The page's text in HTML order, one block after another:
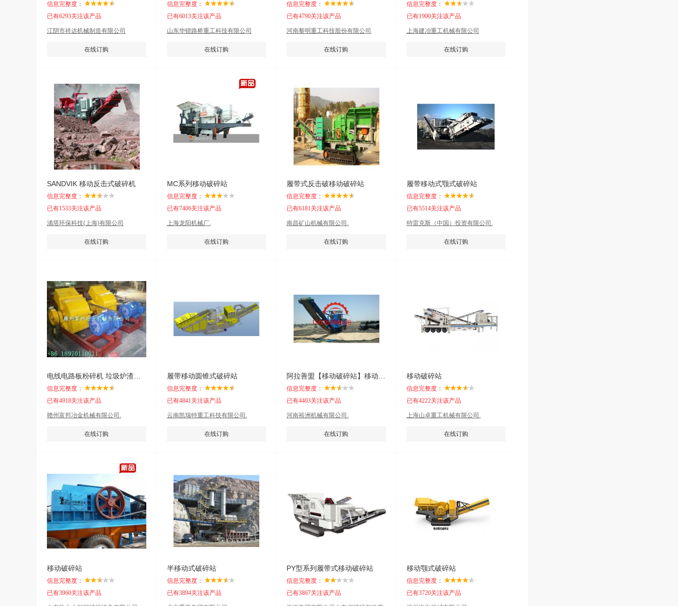
信息完整度：
已有6293关注该产品
江阴市祥达机械制造有限公司
在线订购
信息完整度：
已有6013关注该产品
山东华锴路桥重工科技有限公司
在线订购
信息完整度：
已有4790关注该产品
河南黎明重工科技股份有限公司
在线订购
信息完整度：
已有1900关注该产品
上海建冶重工机械有限公司
在线订购
SANDVIK 移动反击式破碎机
信息完整度：
已有1533关注该产品
浦塔环保科技(上海)有限公司
在线订购
MC系列移动破碎站
信息完整度：
已有7406关注该产品
上海龙阳机械厂.
在线订购
履带式反击破移动破碎站
信息完整度：
已有6181关注该产品
南昌矿山机械有限公司.
在线订购
履带移动式颚式破碎站
信息完整度：
已有5514关注该产品
特雷克斯（中国）投资有限公司.
在线订购
信息完整度：
已有4918关注该产品
赣州富邦冶金机械有限公司.
在线订购
履带移动圆锥式破碎站
信息完整度：
已有4841关注该产品
云南凯瑞特重工科技有限公司.
在线订购
信息完整度：
已有4403关注该产品
河南裕洲机械有限公司.
在线订购
移动破碎站
信息完整度：
已有4222关注该产品
上海山卓重工机械有限公司.
在线订购
移动破碎站
信息完整度：
已有3960关注该产品
半移动式破碎站
信息完整度：
已有3894关注该产品
PY型系列履带式移动破碎站
信息完整度：
已有3867关注该产品
移动颚式破碎站
信息完整度：
已有3720关注该产品